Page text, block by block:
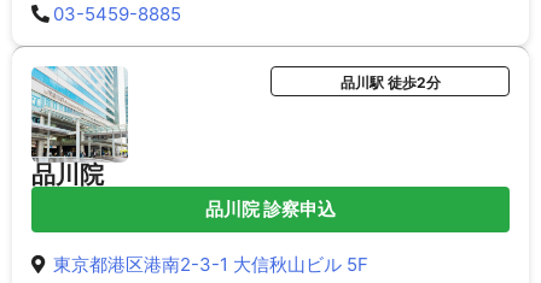
03-5459-8885
品川院
品川駅 徒歩2分
品川院 診察申込
東京都港区港南2-3-1 大信秋山ビル 5F